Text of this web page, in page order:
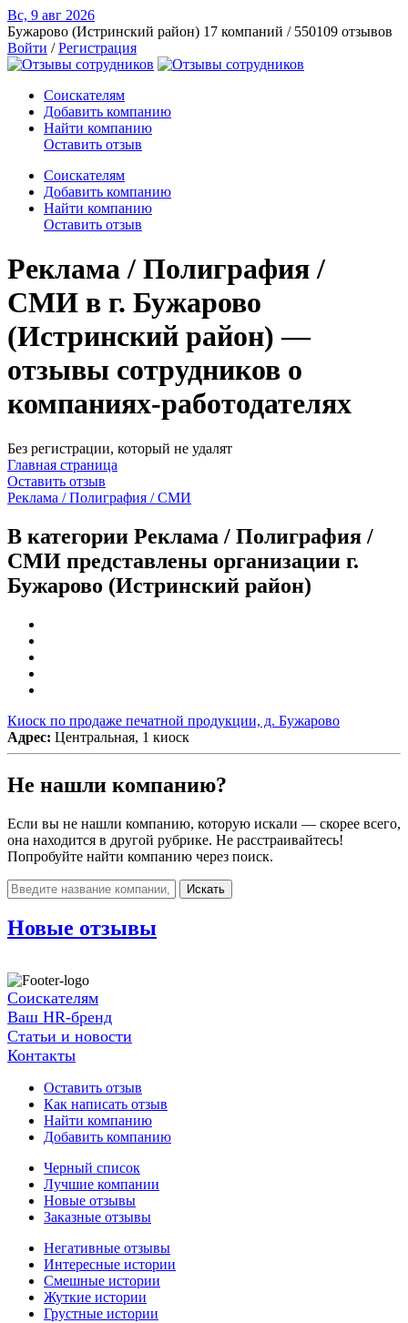
Вс, 9 авг 2026
Бужарово (Истринский район) 17 компаний / 550109 отзывов
Войти /Регистрация
Соискателям
Добавить компанию
Найти компанию
Оставить отзыв
Соискателям
Добавить компанию
Найти компанию
Оставить отзыв
Реклама / Полиграфия /
СМИ в г. Бужарово
(Истринский район) —
отзывы сотрудников о
компаниях-работодателях
Без регистрации, который не удалят
Главная страница
Оставить отзыв
Реклама / Полиграфия / СМИ
В категории Реклама / Полиграфия /
СМИ представлены организации г.
Бужарово (Истринский район)
Киоск по продаже печатной продукции, д. Бужарово
Адрес: Центральная, 1 киоск
Не нашли компанию?
Если вы не нашли компанию, которую искали — скорее всего,
она находится в другой рубрике. Не расстраивайтесь!
Попробуйте найти компанию через поиск.
Искать
Новые отзывы
Соискателям
Ваш HR-бренд
Статьи и новости
Контакты
Оставить отзыв
Как написать отзыв
Найти компанию
Добавить компанию
Черный список
Лучшие компании
Новые отзывы
Заказные отзывы
Негативные отзывы
Интересные истории
Смешные истории
Жуткие истории
Грустные истории